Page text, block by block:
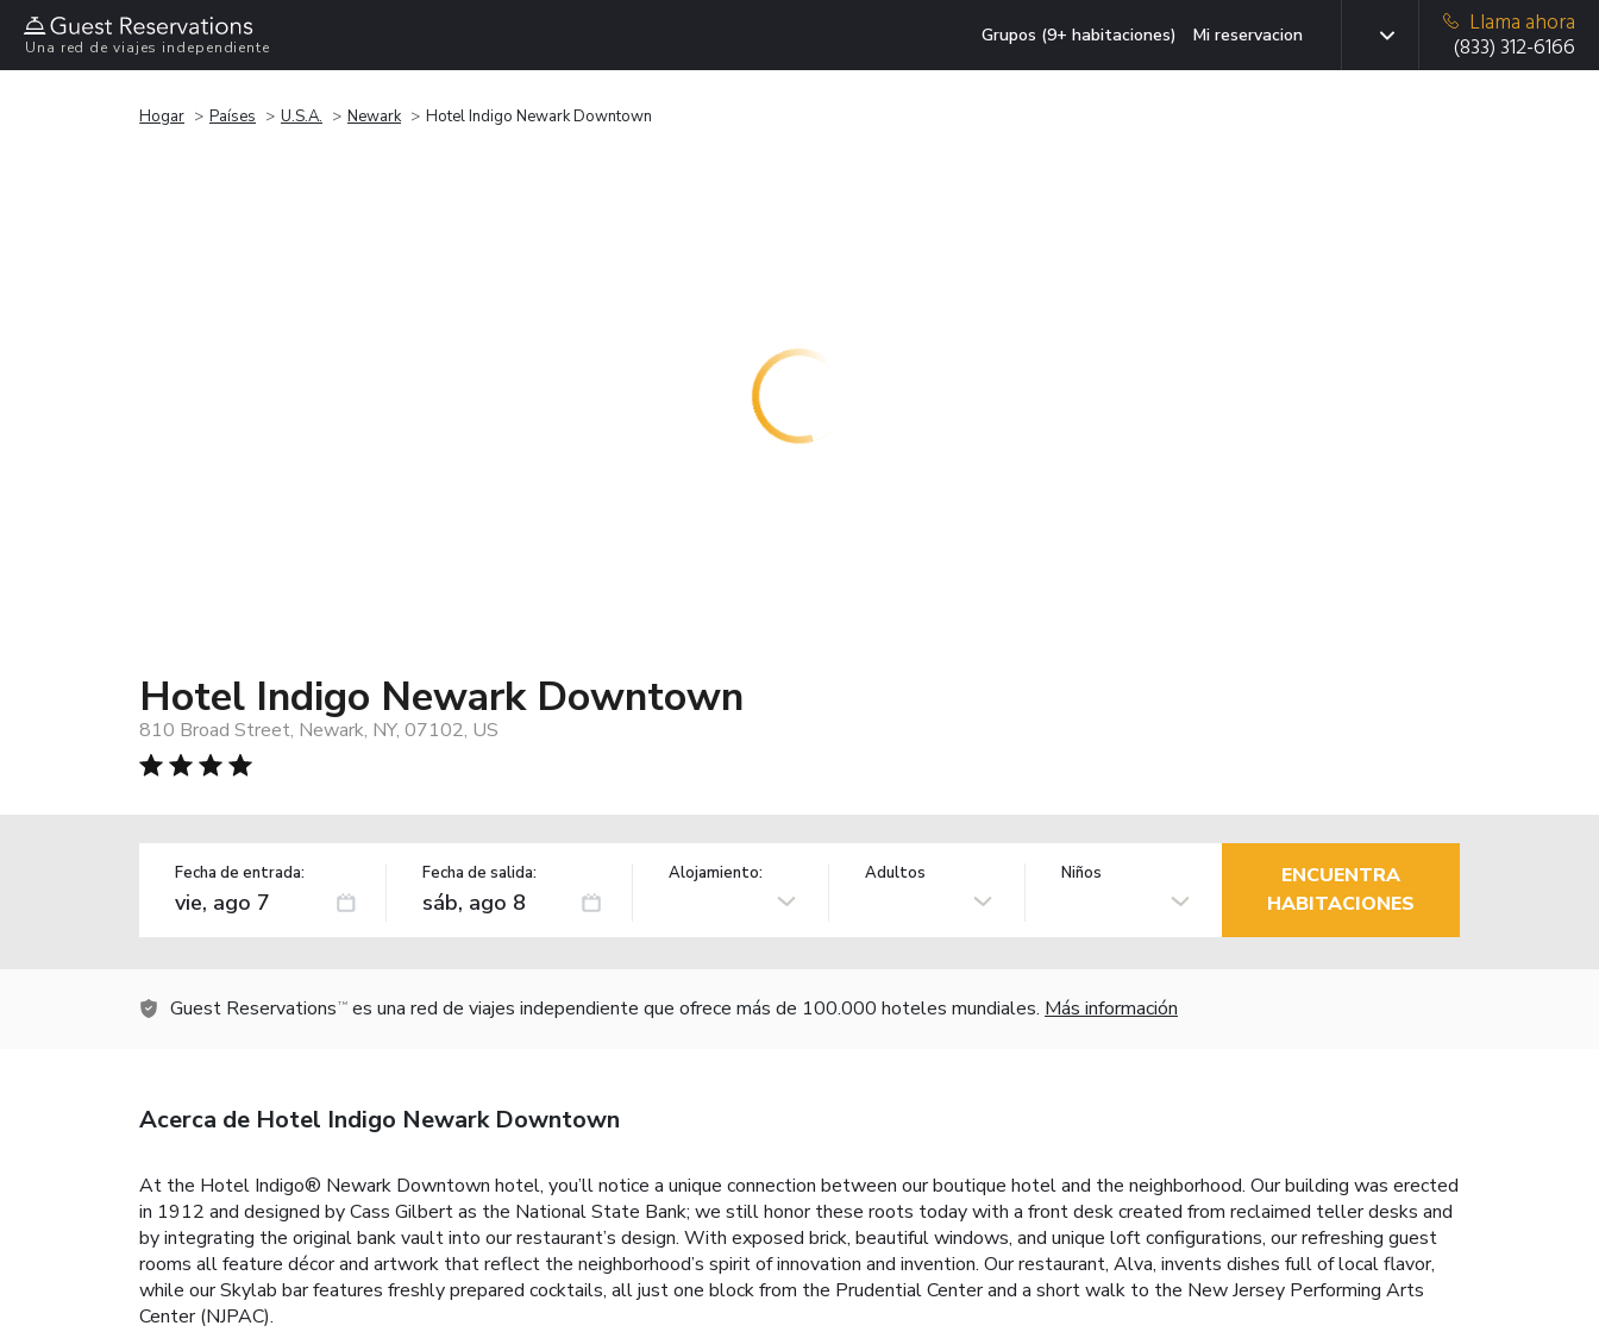
Una red de viajes independiente
Grupos (9+ habitaciones) Mi reservacion
Llama ahora
(833) 312-6166
Hogar Países U.S.A. Newark Hotel Indigo Newark Downtown
Hotel Indigo Newark Downtown
810 Broad Street, Newark, NY, 07102, US
Fecha de entrada: Fecha de salida: Alojamiento: Adultos Niños
ENCUENTRA
HABITACIONES
Guest Reservations TM es una red de viajes independiente que ofrece más de 100.000 hoteles mundiales. Más información
Acerca de Hotel Indigo Newark Downtown
At the Hotel Indigo® Newark Downtown hotel, you’ll notice a unique connection between our boutique hotel and the neighborhood. Our building was erected
in 1912 and designed by Cass Gilbert as the National State Bank; we still honor these roots today with a front desk created from reclaimed teller desks and
by integrating the original bank vault into our restaurant’s design. With exposed brick, beautiful windows, and unique loft configurations, our refreshing guest
rooms all feature décor and artwork that reflect the neighborhood’s spirit of innovation and invention. Our restaurant, Alva, invents dishes full of local flavor,
while our Skylab bar features freshly prepared cocktails, all just one block from the Prudential Center and a short walk to the New Jersey Performing Arts
Center (NJPAC).